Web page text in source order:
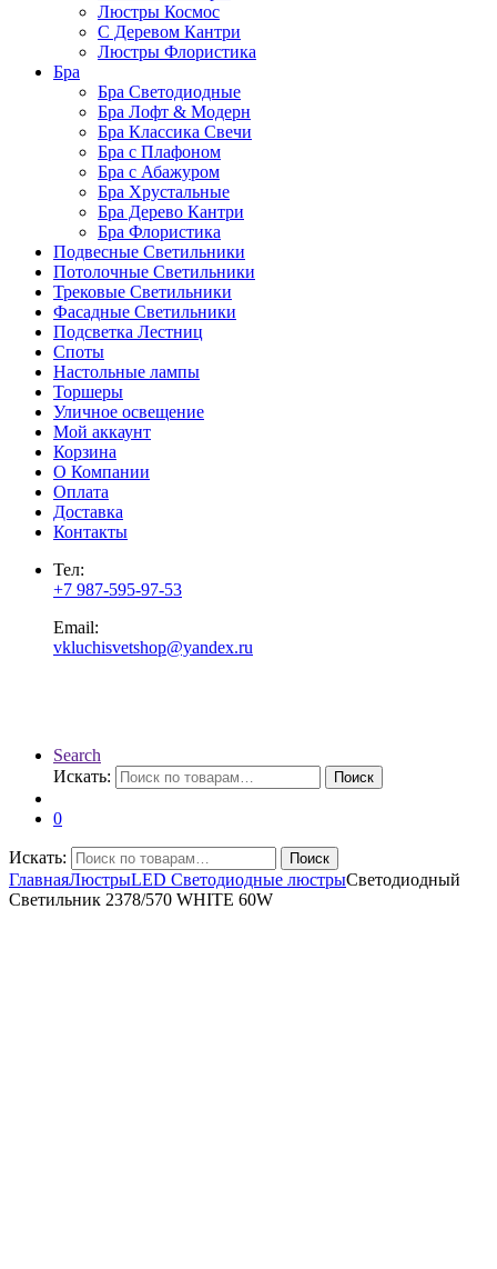
Люстры Космос
С Деревом Кантри
Люстры Флористика
Бра
Бра Светодиодные
Бра Лофт & Модерн
Бра Классика Свечи
Бра с Плафоном
Бра с Абажуром
Бра Хрустальные
Бра Дерево Кантри
Бра Флористика
Подвесные Светильники
Потолочные Светильники
Трековые Светильники
Фасадные Светильники
Подсветка Лестниц
Споты
Настольные лампы
Торшеры
Уличное освещение
Мой аккаунт
Корзина
О Компании
Оплата
Доставка
Контакты
Тел:
+7 987-595-97-53
Email:
vkluchisvetshop@yandex.ru
Search
Искать:
Поиск
0
Искать: Поиск
ГлавнаяЛюстрыLED Светодиодные люстрыСветодиодный
Светильник 2378/570 WHITE 60W